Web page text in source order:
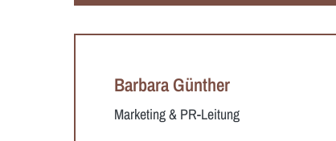
Barbara Günther
Marketing & PR-Leitung